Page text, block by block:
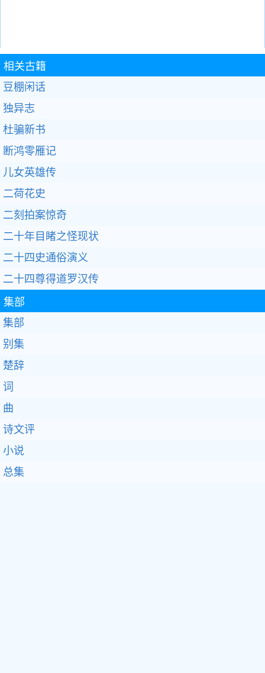
相关古籍
豆棚闲话
独异志
杜骗新书
断鸿零雁记
儿女英雄传
二荷花史
二刻拍案惊奇
二十年目睹之怪现状
二十四史通俗演义
二十四尊得道罗汉传
集部
集部
别集
楚辞
词
曲
诗文评
小说
总集